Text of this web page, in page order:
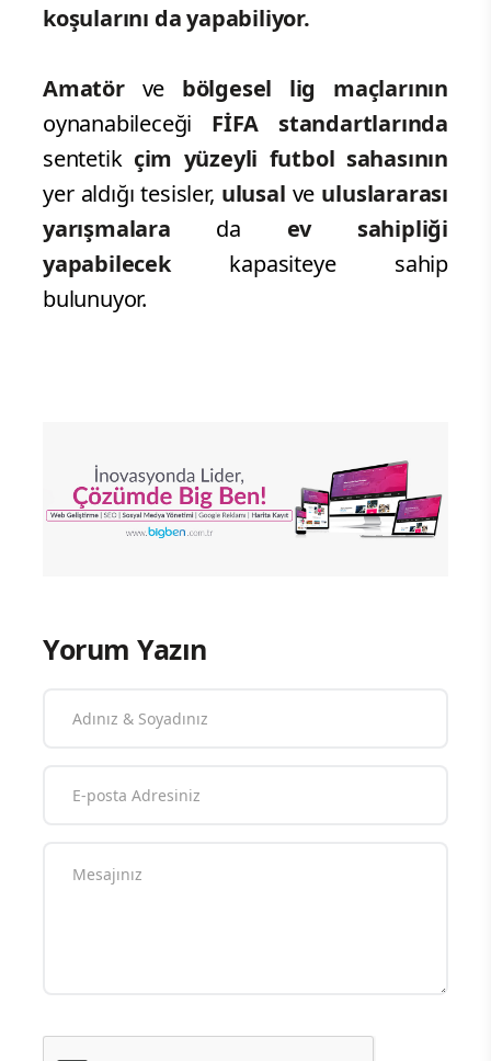
koşularını da yapabiliyor.
Amatör ve bölgesel lig maçlarının
oynanabileceği FİFA standartlarında
sentetik çim yüzeyli futbol sahasının
yer aldığı tesisler, ulusal ve uluslararası
yarışmalara da ev sahipliği
yapabilecekkapasiteye sahip
bulunuyor.
Yorum Yazın